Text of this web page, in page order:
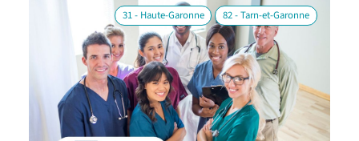
31 - Haute-Garonne 82 - Tarn-et-Garonne